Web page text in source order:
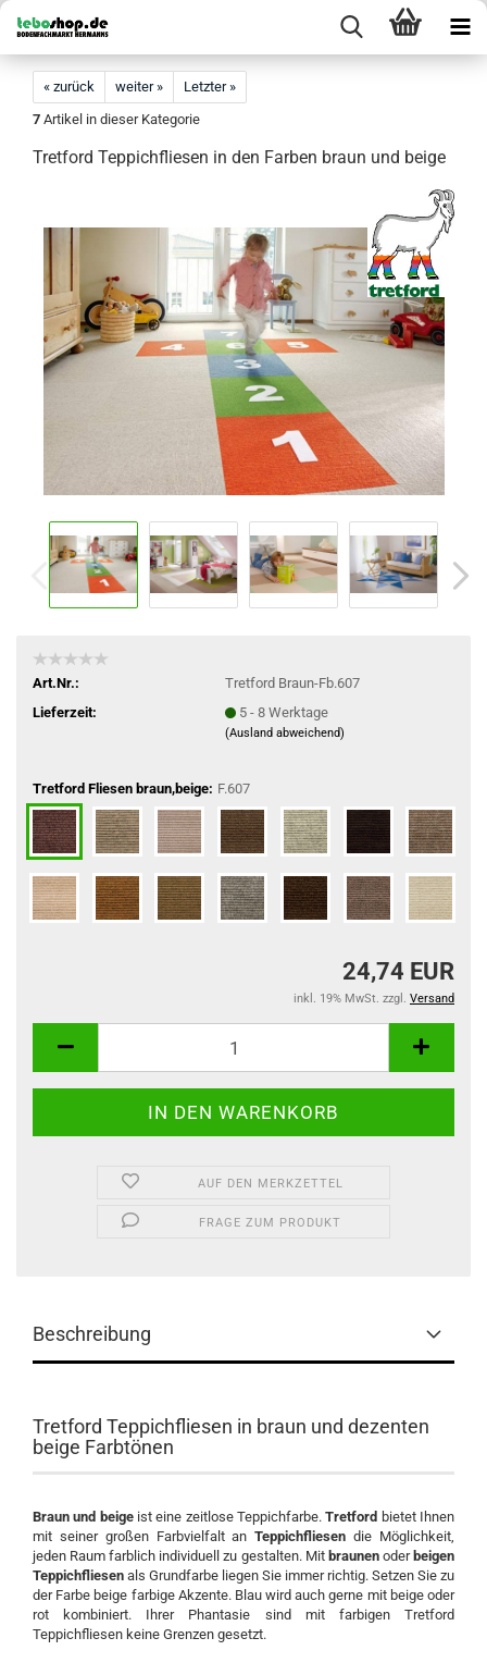
« zurück weiter »
Letzter »
7 Artikel in dieser Kategorie
Tretford Teppichfliesen in den Farben braun und beige
Art.Nr.:
Tretford Braun-Fb.607
Lieferzeit:
5 - 8 Werktage
(Ausland abweichend)
Tretford Fliesen braun,beige: F.607
24,74 EUR
inkl. 19% MwSt. zzgl. Versand
AUF DEN MERKZETTEL
FRAGE ZUM PRODUKT
Beschreibung
Tretford Teppichfliesen in braun und dezenten
beige Farbtönen
Braun und beigeist eine zeitlose Teppichfarbe.Tretford bietet Ihnen
mit seiner großen Farbvielfalt anTeppichfliesen die Möglichkeit,
jeden Raum farblich individuell zu gestalten. Mit braunenoder beigen
Teppichfliesen als Grundfarbe liegen Sie immer richtig. Setzen Sie zu
der Farbe beige farbige Akzente. Blau wird auch gerne mit beige oder
rot kombiniert. Ihrer Phantasie sind mit farbigen Tretford
Teppichfliesen keine Grenzen gesetzt.